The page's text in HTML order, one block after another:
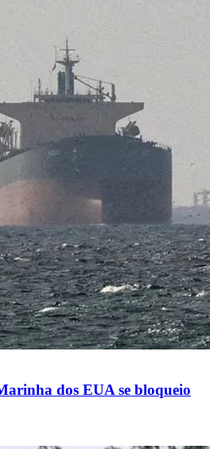
dos EUA se bloqueio